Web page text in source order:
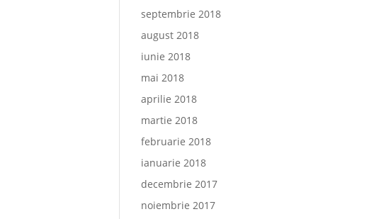
septembrie 2018
august 2018
iunie 2018
mai 2018
aprilie 2018
martie 2018
februarie 2018
ianuarie 2018
decembrie 2017
noiembrie 2017